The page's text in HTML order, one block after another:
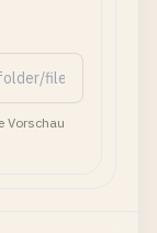
Vorschau